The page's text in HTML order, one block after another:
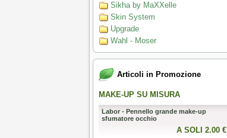
Sikha by MaXXelle
Skin System
Upgrade
Wahl - Moser
Articoli in Promozione
MAKE-UP SU MISURA
Labor - Pennello grande make-up
sfumatore occhio
A SOLI 2.00 €